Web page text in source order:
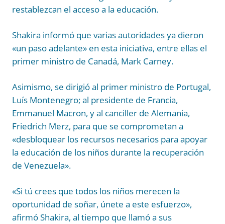
restablezcan el acceso a la educación.
Shakira informó que varias autoridades ya dieron
«un paso adelante» en esta iniciativa, entre ellas el
primer ministro de Canadá, Mark Carney.
Asimismo, se dirigió al primer ministro de Portugal,
Luís Montenegro; al presidente de Francia,
Emmanuel Macron, y al canciller de Alemania,
Friedrich Merz, para que se comprometan a
«desbloquear los recursos necesarios para apoyar
la educación de los niños durante la recuperación
de Venezuela».
«Si tú crees que todos los niños merecen la
oportunidad de soñar, únete a este esfuerzo»,
afirmó Shakira, al tiempo que llamó a sus